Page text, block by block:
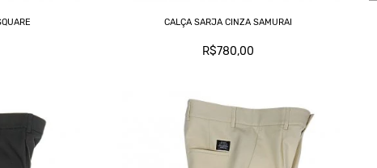
CALÇA SARJA CINZA SAMURAI
R$780,00